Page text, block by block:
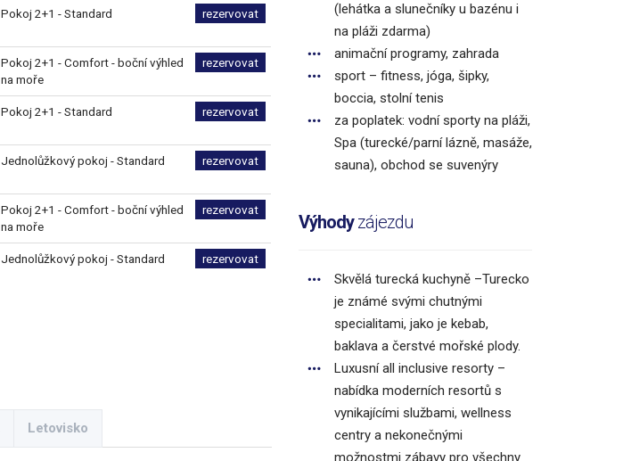
Pokoj 2+1 - Standard rezervovat
Pokoj 2+1 - Comfort - boční výhled
na moře
rezervovat
Pokoj 2+1 - Standard rezervovat
Jednolůžkový pokoj - Standard rezervovat
Pokoj 2+1 - Comfort - boční výhled
na moře
rezervovat
Jednolůžkový pokoj - Standard rezervovat
Letovisko
(lehátka a slunečníky u bazénu i
na pláži zdarma)
animační programy, zahrada
sport – fitness, jóga, šipky,
boccia, stolní tenis
za poplatek: vodní sporty na pláži,
Spa (turecké/parní lázně, masáže,
sauna), obchod se suvenýry
Výhodyzájezdu
Skvělá turecká kuchyně –Turecko
je známé svými chutnými
specialitami, jako je kebab,
baklava a čerstvé mořské plody.
Luxusní all inclusive resorty –
nabídka moderních resortů s
vynikajícími službami, wellness
centry a nekonečnými